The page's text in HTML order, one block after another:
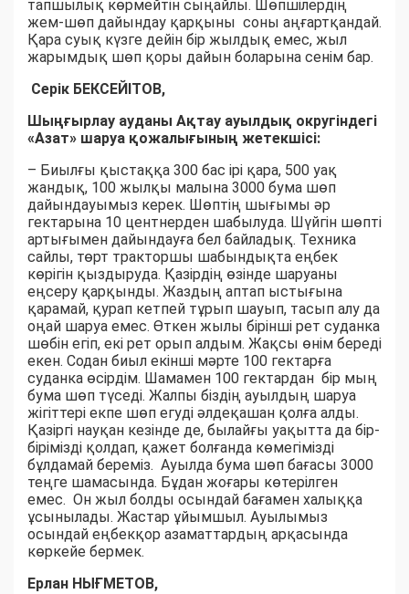
тапшылық көрмейтін сыңайлы. Шөпшілердің
жем-шөп дайындау қарқыны соны аңғартқандай.
Қара суық күзге дейін бір жылдық емес, жыл
жарымдық шөп қоры дайын боларына сенім бар.
Серік БЕКСЕЙІТОВ,
Шыңғырлау ауданы Ақтау ауылдық округіндегі
«Азат» шаруа қожалығының жетекшісі:
– Биылғы қыстаққа 300 бас ірі қара, 500 уақ
жандық, 100 жылқы малына 3000 бума шөп
дайындауымыз керек. Шөптің шығымы әр
гектарына 10 центнерден шабылуда. Шүйгін шөпті
артығымен дайындауға бел байладық. Техника
сайлы, төрт тракторшы шабындықта еңбек
көрігін қыздыруда. Қазірдің өзінде шаруаны
еңсеру қарқынды. Жаздың аптап ыстығына
қарамай, қурап кетпей тұрып шауып, тасып алу да
оңай шаруа емес. Өткен жылы бірінші рет суданка
шөбін егіп, екі рет орып алдым. Жақсы өнім береді
екен. Содан биыл екінші мәрте 100 гектарға
суданка өсірдім. Шамамен 100 гектардан бір мың
бума шөп түседі. Жалпы біздің ауылдың шаруа
жігіттері екпе шөп егуді әлдеқашан қолға алды.
Қазіргі науқан кезінде де, былайғы уақытта да бір-
бірімізді қолдап, қажет болғанда көмегімізді
бұлдамай береміз. Ауылда бума шөп бағасы 3000
теңге шамасында. Бұдан жоғары көтерілген
емес. Он жыл болды осындай бағамен халыққа
ұсынылады. Жастар ұйымшыл. Ауылымыз
осындай еңбекқор азаматтардың арқасында
көркейе бермек.
Ерлан НЫҒМЕТОВ,